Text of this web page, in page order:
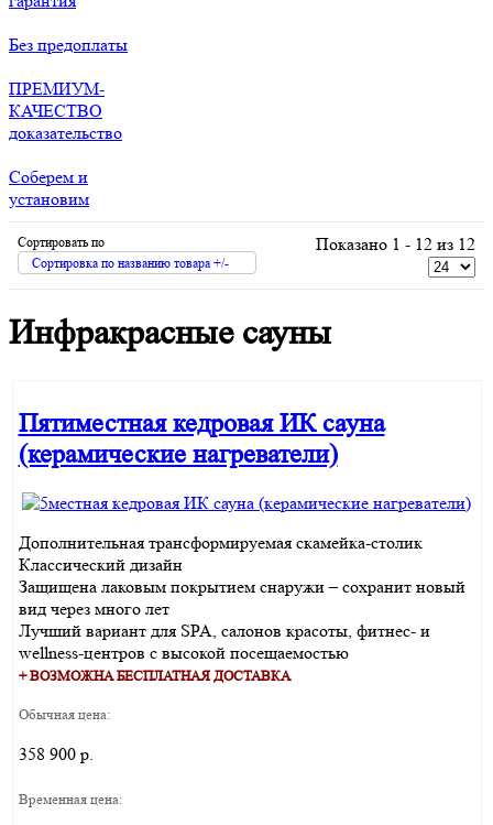
Без предоплаты
ПРЕМИУМ-
КАЧЕСТВО
доказательство
Соберем и
установим
Сортировать по
Сортировка по названию товара +/-
Показано 1 - 12 из 12
Инфракрасные сауны
Пятиместная кедровая ИК сауна
(керамические нагреватели)
Дополнительная трансформируемая скамейка-столик
Классический дизайн
Защищена лаковым покрытием снаружи – сохранит новый
вид через много лет
Лучший вариант для SPA, салонов красоты, фитнес- и
wellness-центров с высокой посещаемостью
+ ВОЗМОЖНА БЕСПЛАТНАЯ ДОСТАВКА
Обычная цена:
358 900 р.
Временная цена: